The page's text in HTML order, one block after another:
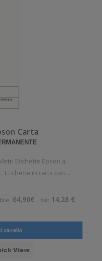
Carta
Etichette Epson a
in carta con
64,90€ Iva: 14,28 €
carrello
View